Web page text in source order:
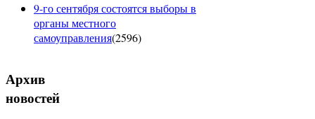
9-го сентября состоятся выборы в
органы местного
самоуправления(2596)
Архив
новостей